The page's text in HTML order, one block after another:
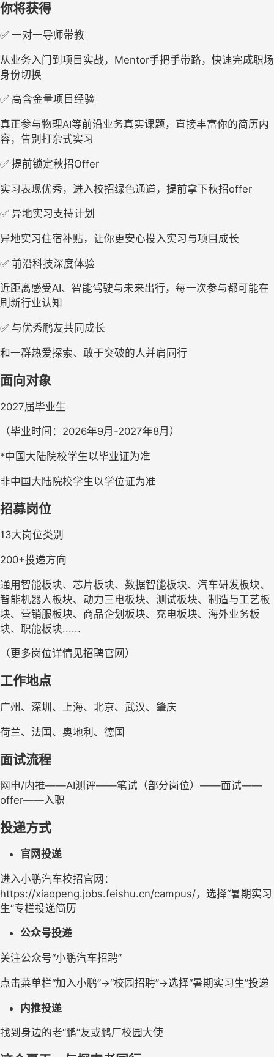
你将获得
✅ 一对一导师带教
从业务入门到项目实战，Mentor手把手带路，快速完成职场
身份切换
✅ 高含金量项目经验
真正参与物理AI等前沿业务真实课题，直接丰富你的简历内
容，告别打杂式实习
✅ 提前锁定秋招Offer
实习表现优秀，进入校招绿色通道，提前拿下秋招offer
✅ 异地实习支持计划
异地实习住宿补贴，让你更安心投入实习与项目成长
✅ 前沿科技深度体验
近距离感受AI、智能驾驶与未来出行，每一次参与都可能在
刷新行业认知
✅ 与优秀鹏友共同成长
和一群热爱探索、敢于突破的人并肩同行
面向对象
2027届毕业生
（毕业时间：2026年9月-2027年8月）
*中国大陆院校学生以毕业证为准
非中国大陆院校学生以学位证为准
招募岗位
13大岗位类别
200+投递方向
通用智能板块、芯片板块、数据智能板块、汽车研发板块、
智能机器人板块、动力三电板块、测试板块、制造与工艺板
块、营销服板块、商品企划板块、充电板块、海外业务板
块、职能板块......
（更多岗位详情见招聘官网）
工作地点
广州、深圳、上海、北京、武汉、肇庆
荷兰、法国、奥地利、德国
面试流程
网申/内推——AI测评——笔试（部分岗位）——面试——
offer——入职
投递方式
官网投递
进入小鹏汽车校招官网：
https://xiaopeng.jobs.feishu.cn/campus/，选择“暑期实习
生”专栏投递简历
公众号投递
关注公众号“小鹏汽车招聘”
点击菜单栏“加入小鹏”→“校园招聘”→选择“暑期实习生”投递
内推投递
找到身边的老“鹏”友或鹏厂校园大使